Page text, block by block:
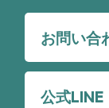
お問い合
公式LINE